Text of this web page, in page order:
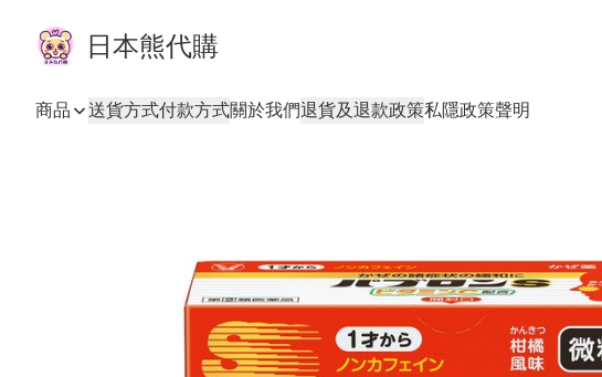
日本熊代購
商品 送貨方式付款方式關於我們退貨及退款政策私隱政策聲明